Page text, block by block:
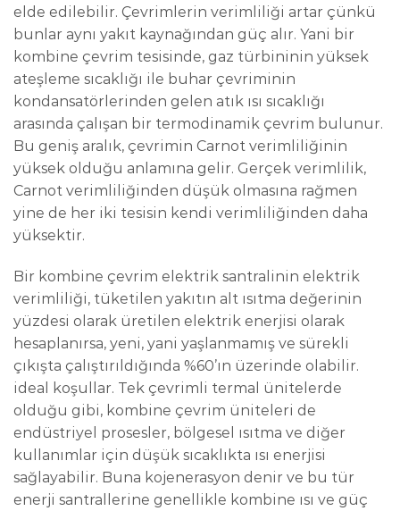
elde edilebilir. Çevrimlerin verimliliği artar çünkü
bunlar aynı yakıt kaynağından güç alır. Yani bir
kombine çevrim tesisinde, gaz türbininin yüksek
ateşleme sıcaklığı ile buhar çevriminin
kondansatörlerinden gelen atık ısı sıcaklığı
arasında çalışan bir termodinamik çevrim bulunur.
Bu geniş aralık, çevrimin Carnot verimliliğinin
yüksek olduğu anlamına gelir. Gerçek verimlilik,
Carnot verimliliğinden düşük olmasına rağmen
yine de her iki tesisin kendi verimliliğinden daha
yüksektir.
Bir kombine çevrim elektrik santralinin elektrik
verimliliği, tüketilen yakıtın alt ısıtma değerinin
yüzdesi olarak üretilen elektrik enerjisi olarak
hesaplanırsa, yeni, yani yaşlanmamış ve sürekli
çıkışta çalıştırıldığında %60’ın üzerinde olabilir.
ideal koşullar. Tek çevrimli termal ünitelerde
olduğu gibi, kombine çevrim üniteleri de
endüstriyel prosesler, bölgesel ısıtma ve diğer
kullanımlar için düşük sıcaklıkta ısı enerjisi
sağlayabilir. Buna kojenerasyon denir ve bu tür
enerji santrallerine genellikle kombine ısı ve güç